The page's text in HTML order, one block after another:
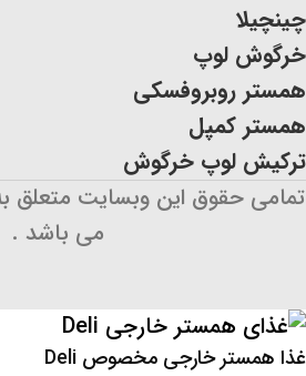
چینچیلا
خرگوش لوپ
همستر روبروفسکی
همستر کمپل
ترکیش لوپ خرگوش
تمامی حقوق این وبسایت متعلق
می باشد .
غذا همستر خارجی مخصوص Deli